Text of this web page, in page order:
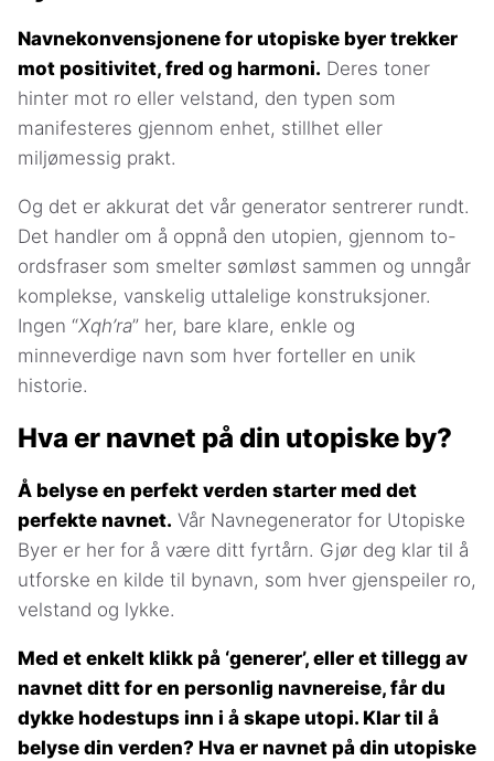
Navnekonvensjonene for utopiske byer trekker
mot positivitet, fred og harmoni. Deres toner
hinter mot ro eller velstand, den typen som
manifesteres gjennom enhet, stillhet eller
miljømessig prakt.
Og det er akkurat det vår generator sentrerer rundt.
Det handler om å oppnå den utopien, gjennom to-
ordsfraser som smelter sømløst sammen og unngår
komplekse, vanskelig uttalelige konstruksjoner.
Ingen “Xqh’ra” her, bare klare, enkle og
minneverdige navn som hver forteller en unik
historie.
Hva er navnet på din utopiske by?
Å belyse en perfekt verden starter med det
perfekte navnet. Vår Navnegenerator for Utopiske
Byer er her for å være ditt fyrtårn. Gjør deg klar til å
utforske en kilde til bynavn, som hver gjenspeiler ro,
velstand og lykke.
Med et enkelt klikk på ‘generer’, eller et tillegg av
navnet ditt for en personlig navnereise, får du
dykke hodestups inn i å skape utopi. Klar til å
belyse din verden? Hva er navnet på din utopiske